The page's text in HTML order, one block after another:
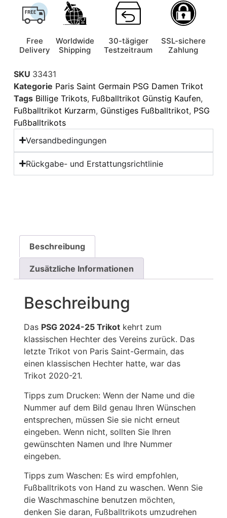
Free
Delivery
Worldwide
Shipping
30-tägiger
Testzeitraum
SSL-sichere
Zahlung
SKU 33431
Kategorie Paris Saint Germain PSG Damen Trikot
Tags Billige Trikots, Fußballtrikot Günstig Kaufen,
Fußballtrikot Kurzarm, Günstiges Fußballtrikot, PSG
Fußballtrikots
Versandbedingungen
Rückgabe- und Erstattungsrichtlinie
Beschreibung
Zusätzliche Informationen
Beschreibung
Das PSG 2024-25 Trikotkehrt zum
klassischen Hechter des Vereins zurück. Das
letzte Trikot von Paris Saint-Germain, das
einen klassischen Hechter hatte, war das
Trikot 2020-21.
Tipps zum Drucken: Wenn der Name und die
Nummer auf dem Bild genau Ihren Wünschen
entsprechen, müssen Sie sie nicht erneut
eingeben. Wenn nicht, sollten Sie Ihren
gewünschten Namen und Ihre Nummer
eingeben.
Tipps zum Waschen: Es wird empfohlen,
Fußballtrikots von Hand zu waschen. Wenn Sie
die Waschmaschine benutzen möchten,
denken Sie daran, Fußballtrikots umzudrehen